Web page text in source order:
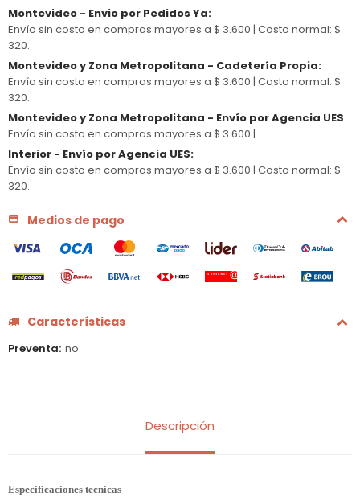
Montevideo - Envio por Pedidos Ya:
Envío sin costo en compras mayores a $ 3.600 | Costo normal: $
320.
Montevideo y Zona Metropolitana - Cadetería Propia:
Envío sin costo en compras mayores a $ 3.600 | Costo normal: $
320.
Montevideo y Zona Metropolitana - Envío por Agencia UES
Envío sin costo en compras mayores a $ 3.600 |
Interior - Envío por Agencia UES:
Envío sin costo en compras mayores a $ 3.600 | Costo normal: $
320.
Medios de pago
Características
Preventa no
Descripción
Especificaciones tecnicas